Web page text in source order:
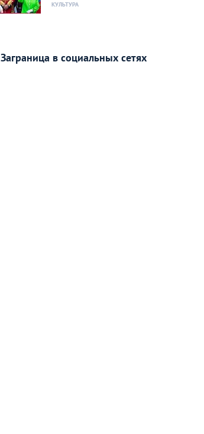
КУЛЬТУРА
Заграница в социальных сетях